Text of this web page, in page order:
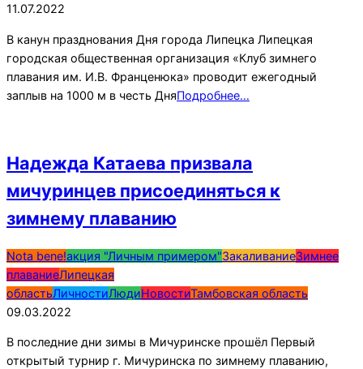
07-
11.07.2022
В канун празднования Дня города Липецка Липецкая
городская общественная организация «Клуб зимнего
плавания им. И.В. Франценюка» проводит ежегодный
заплыв на 1000 м в честь ДняПодробнее…
Надежда Катаева призвала
мичуринцев присоединяться к
зимнему плаванию
2022-
03-
09
Nota bene!акция "Личным примером"ЗакаливаниеЗимнее
плаваниеЛипецкая
областьЛичностиЛюдиНовостиТамбовская область
09.03.2022
В последние дни зимы в Мичуринске прошёл Первый
открытый турнир г. Мичуринска по зимнему плаванию,